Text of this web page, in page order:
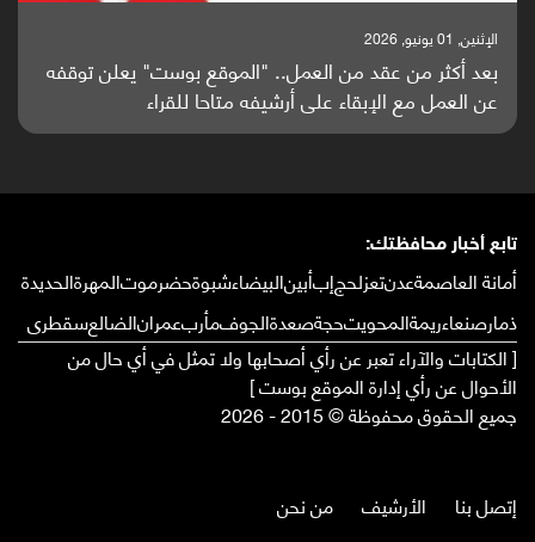
الإثنين, 25 مايو, 2026
باحثون من اليمن يدخلون سباق أبحاث ألزهايمر بدراسة
واعدة منشورة عالميا (ترجمة)
تابع أخبار محافظتك:
أمانة العاصمةعدنتعزلحجإبأبينالبيضاءشبوةحضرموتالمهرةالحديدة
ذمارصنعاءريمةالمحويتحجةصعدةالجوفمأربعمرانالضالعسقطرى
[ الكتابات والآراء تعبر عن رأي أصحابها ولا تمثل في أي حال من
الأحوال عن رأي إدارة الموقع بوست ]
جميع الحقوق محفوظة © 2015 - 2026
إتصل بنا الأرشيف من نحن